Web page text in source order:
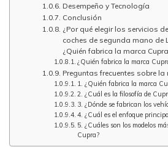
Desempeño y Tecnología
Conclusión
¿Por qué elegir los servicios
coches de segunda mano de
¿Quién fabrica la marca
¿Quién fabrica la marca
Preguntas frecuentes sobre la
1. ¿Quién fabrica la marca
2. ¿Cuál es la filosofía de
3. ¿Dónde se fabrican los
4. ¿Cuál es el enfoque
5. ¿Cuáles son los modelos
Cupra?